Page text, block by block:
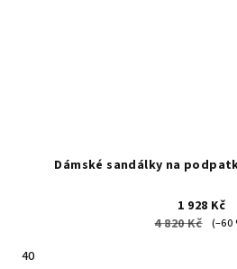
Dámské sandálky na
1 928 Kč
4 820 Kč
(–60
40